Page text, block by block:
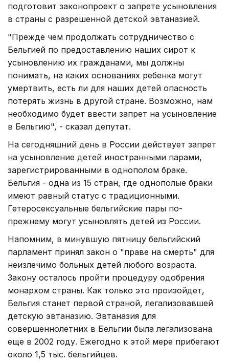
подготовит законопроект о запрете усыновления
в страны с разрешенной детской эвтаназией.
"Прежде чем продолжать сотрудничество с
Бельгией по предоставлению наших сирот к
усыновлению их гражданами, мы должны
понимать, на каких основаниях ребенка могут
умертвить, есть ли для наших детей опасность
потерять жизнь в другой стране. Возможно, нам
необходимо будет ввести запрет на усыновление
в Бельгию", - сказал депутат.
На сегодняшний день в России действует запрет
на усыновление детей иностранными парами,
зарегистрированными в однополом браке.
Бельгия - одна из 15 стран, где однополые браки
имеют равный статус с традиционными.
Гетеросексуальные бельгийские пары по-
прежнему могут усыновлять детей из России.
Напомним, в минувшую пятницу бельгийский
парламент принял закон о "праве на смерть" для
неизлечимо больных детей любого возраста.
Закону осталось пройти процедуру одобрения
монархом страны. Как только это произойдет,
Бельгия станет первой страной, легализовавшей
детскую эвтаназию. Эвтаназия для
совершеннолетних в Бельгии была легализована
еще в 2002 году. Ежегодно к этой мере прибегают
около 1,5 тыс. бельгийцев.